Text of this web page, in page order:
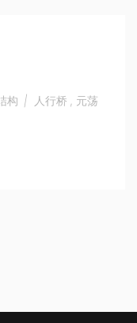
构 | 人行桥
元荡